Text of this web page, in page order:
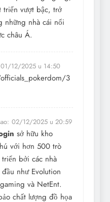
triển vượt bậc, trở
những nhà cái nổi
châu Á.
01/12/2025 u 14:50
3
02/12/2025 u 20:59
sở hữu kho
với hơn 500 trò
bởi các nhà
như Evolution
và NetEnt.
chất lượng đồ họa